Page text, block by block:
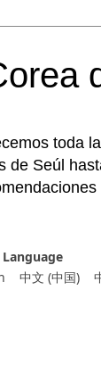
toda
Seúl
Language
中文 (中国)